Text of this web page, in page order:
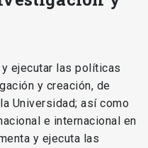
ejecutar las políticas
y creación, de
Universidad; así como
e internacional en
y ejecuta las